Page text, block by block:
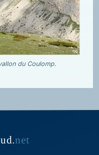
du Coulomp.
.net